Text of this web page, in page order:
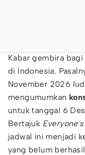
Kabar gembira
di Indonesia.
November 2026
mengumumkan
untuk tanggal 6
Bertajuk
jadwal ini menjadi
yang belum